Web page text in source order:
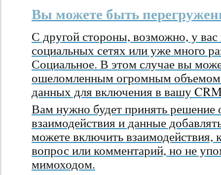
Вы можете быть
С другой стороны, возможно, у
социальных сетях или уже много
Социальное. В этом случае вы
ошеломленным огромным
данных для включения в вашу
Вам нужно будет принять решение
взаимодействия и данные
можете включить
вопрос или комментарий, но не
мимоходом.